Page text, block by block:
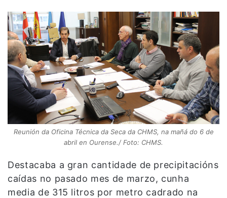
Reunión da Oficina Técnica da Seca da CHMS, na mañá do 6 de
abril en Ourense./ Foto: CHMS.
Destacaba a gran cantidade de precipitacións
caídas no pasado mes de marzo, cunha
media de 315 litros por metro cadrado na